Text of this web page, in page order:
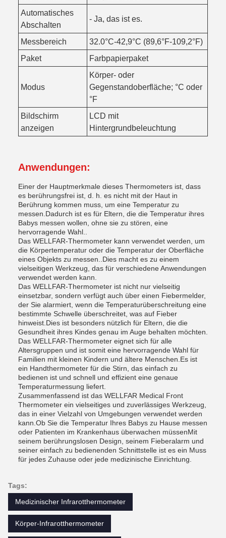
Automatisches
Abschalten
- Ja, das ist es.
Messbereich
32.0°C-42,9°C (89,6°F-109,2°F)
Paket
Farbpapierpaket
Modus
Körper- oder
Gegenstandoberfläche; °C oder
°F
Bildschirm
anzeigen
LCD mit
Hintergrundbeleuchtung
Anwendungen:
Einer der Hauptmerkmale dieses Thermometers ist, dass
es berührungsfrei ist, d. h. es nicht mit der Haut in
Berührung kommen muss, um eine Temperatur zu
messen.Dadurch ist es für Eltern, die die Temperatur ihres
Babys messen wollen, ohne sie zu stören, eine
hervorragende Wahl..
Das WELLFAR-Thermometer kann verwendet werden, um
die Körpertemperatur oder die Temperatur der Oberfläche
eines Objekts zu messen..Dies macht es zu einem
vielseitigen Werkzeug, das für verschiedene Anwendungen
verwendet werden kann.
Das WELLFAR-Thermometer ist nicht nur vielseitig
einsetzbar, sondern verfügt auch über einen Fiebermelder,
der Sie alarmiert, wenn die Temperaturüberschreitung eine
bestimmte Schwelle überschreitet, was auf Fieber
hinweist.Dies ist besonders nützlich für Eltern, die die
Gesundheit ihres Kindes genau im Auge behalten möchten.
Das WELLFAR-Thermometer eignet sich für alle
Altersgruppen und ist somit eine hervorragende Wahl für
Familien mit kleinen Kindern und ältere Menschen.Es ist
ein Handthermometer für die Stirn, das einfach zu
bedienen ist und schnell und effizient eine genaue
Temperaturmessung liefert.
Zusammenfassend ist das WELLFAR Medical Front
Thermometer ein vielseitiges und zuverlässiges Werkzeug,
das in einer Vielzahl von Umgebungen verwendet werden
kann.Ob Sie die Temperatur Ihres Babys zu Hause messen
oder Patienten im Krankenhaus überwachen müssenMit
seinem berührungslosen Design, seinem Fieberalarm und
seiner einfach zu bedienenden Schnittstelle ist es ein Muss
für jedes Zuhause oder jede medizinische Einrichtung.
Tags:
Medizinischer Infrarotthermometer
Körper-Infrarotthermometer